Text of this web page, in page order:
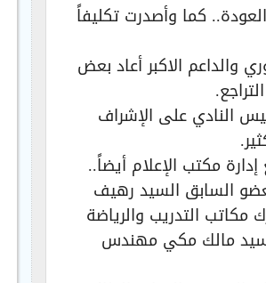
كما وأصدرت تكليفاً
والداعم الاكبر أعاد بعض
النادي على الإشراف
مكتب الإعلام أيضاً..
السابق السيد رهيف
التدريب والرياضة
مالك مكي مهندس